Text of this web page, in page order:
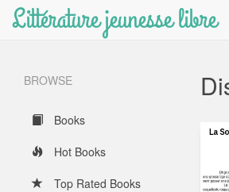
Littérature jeunesse libre
BROWSE
Books
Hot Books
Top Rated Books